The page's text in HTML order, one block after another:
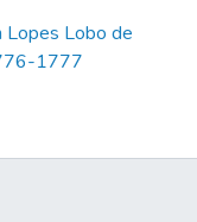
Lopes Lobo de
1777